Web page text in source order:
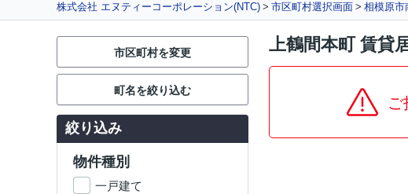
株式会社 エヌティーコーポレーション(NTC) 市区町村選択画面 相模原市
上鶴間本町 賃貸
ご
市区町村を変更
町名を絞り込む
絞り込み
物件種別
一戸建て